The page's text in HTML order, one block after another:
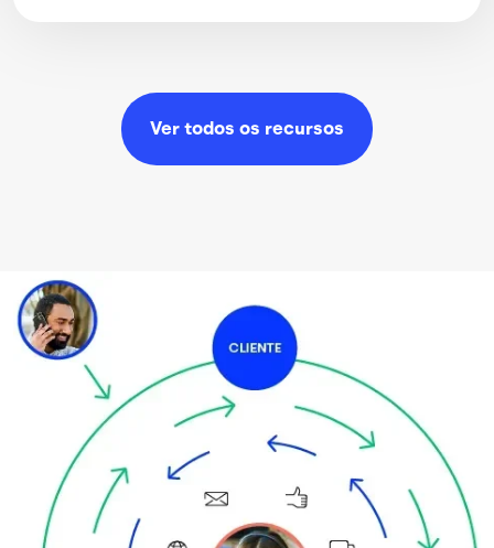
Ver todos os recursos
Imagem